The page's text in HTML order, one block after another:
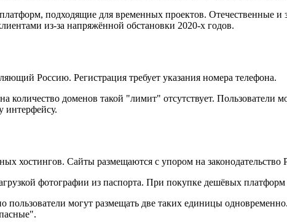
подходящие для временных проектов. Отечественные
из-за напряжённой обстановки 2020-х годов.
Россию. Регистрация требует указания номера телефона.
количество доменов такой "лимит" отсутствует. Пользователи
интерфейсу.
хостингов. Сайты размещаются с упором на законодательство
фотографии из паспорта. При покупке дешёвых платформ
пользователи могут размещать две таких единицы